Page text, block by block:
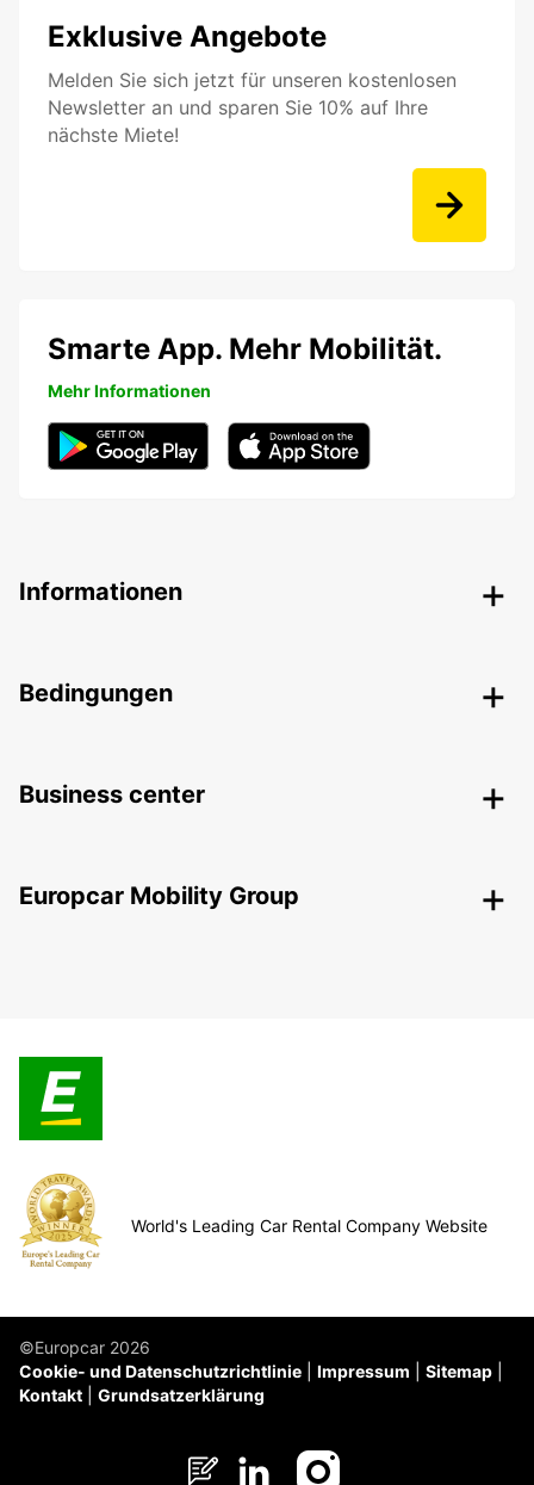
Exklusive Angebote
Melden Sie sich jetzt für unseren kostenlosen
Newsletter an und sparen Sie 10% auf Ihre
nächste Miete!
Smarte App. Mehr Mobilität.
Mehr Informationen
Informationen
Bedingungen
Business center
Europcar Mobility Group
World's Leading Car Rental Company Website
©Europcar 2026
Cookie- und Datenschutzrichtlinie
Impressum
Sitemap
Kontakt
Grundsatzerklärung